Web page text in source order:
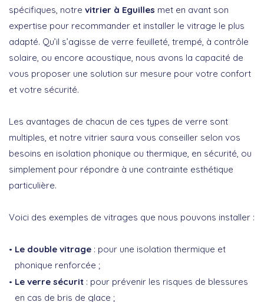
spécifiques, notre vitrier à Eguilles met en avant son
expertise pour recommander et installer le vitrage le plus
adapté. Qu’il s’agisse de verre feuilleté, trempé, à contrôle
solaire, ou encore acoustique, nous avons la capacité de
vous proposer une solution sur mesure pour votre confort
et votre sécurité.
Les avantages de chacun de ces types de verre sont
multiples, et notre vitrier saura vous conseiller selon vos
besoins en isolation phonique ou thermique, en sécurité, ou
simplement pour répondre à une contrainte esthétique
particulière.
Voici des exemples de vitrages que nous pouvons installer :
Le double vitrage : pour une isolation thermique et
phonique renforcée ;
Le verre sécurit : pour prévenir les risques de blessures
en cas de bris de glace ;